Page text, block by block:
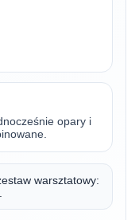
opary i
warsztatowy: